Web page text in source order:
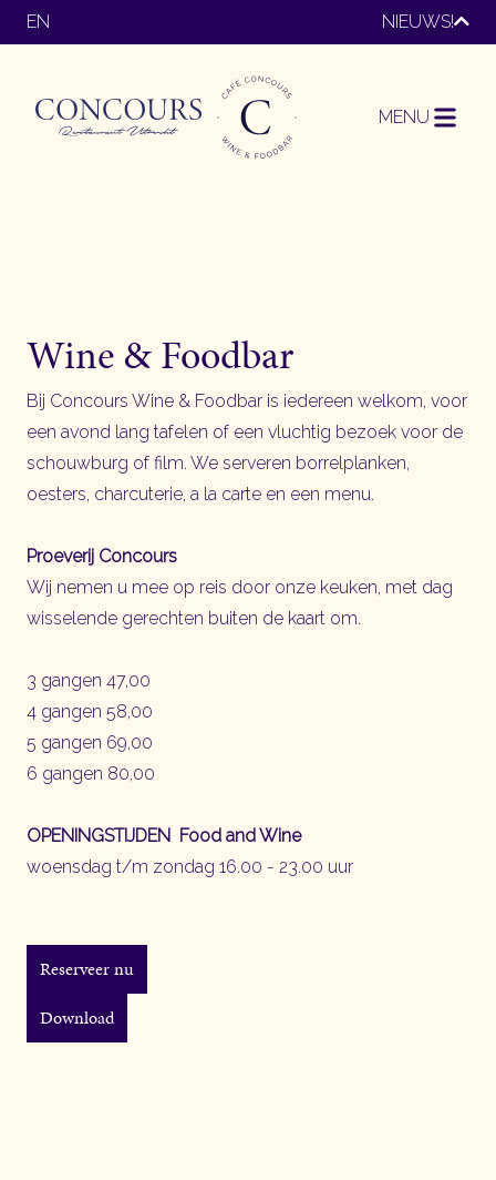
EN NIEUWS!
MENU
Wine & Foodbar
Bij Concours Wine & Foodbar is iedereen welkom, voor
een avond lang tafelen of een vluchtig bezoek voor de
schouwburg of film. We serveren borrelplanken,
oesters, charcuterie, a la carte en een menu.
Proeverij Concours
Wij nemen u mee op reis door onze keuken, met dag
wisselende gerechten buiten de kaart om.
3 gangen 47,00
4 gangen 58,00
5 gangen 69,00
6 gangen 80,00
OPENINGSTIJDEN Food and Wine
woensdag t/m zondag 16.00 - 23.00 uur
Reserveer nu
Download